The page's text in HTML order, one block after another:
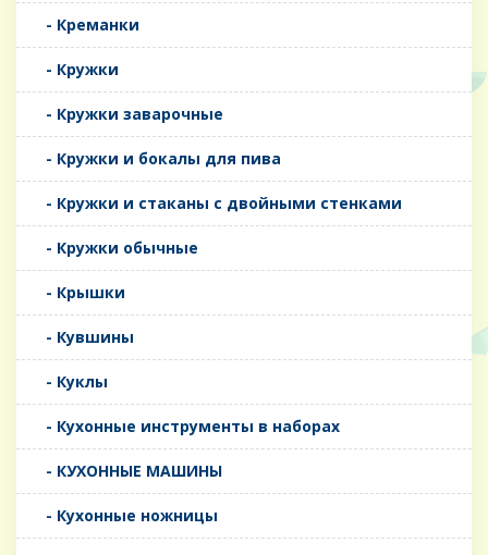
- Креманки
- Кружки
- Кружки заварочные
- Кружки и бокалы для пива
- Кружки и стаканы с двойными стенками
- Кружки обычные
- Крышки
- Кувшины
- Куклы
- Кухонные инструменты в наборах
- КУХОННЫЕ МАШИНЫ
- Кухонные ножницы